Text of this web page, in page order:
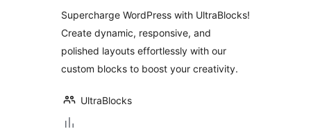
Supercharge WordPress with UltraBlocks!
Create dynamic, responsive, and
polished layouts effortlessly with our
custom blocks to boost your creativity.
UltraBlocks